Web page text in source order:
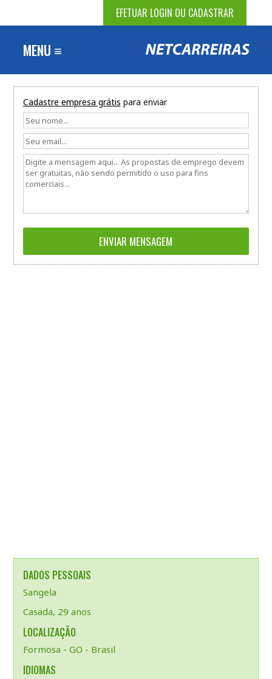
EFETUAR LOGIN OU CADASTRAR
MENU ≡
Cadastre empresa grátis para enviar
DADOS PESSOAIS
Sangela
Casada, 29 anos
LOCALIZAÇÃO
Formosa - GO - Brasil
IDIOMAS